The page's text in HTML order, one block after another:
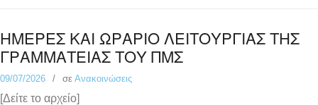
ΗΜΕΡΕΣ ΚΑΙ ΩΡΑΡΙΟ ΛΕΙΤΟΥΡΓΙΑΣ ΤΗΣ
ΓΡΑΜΜΑΤΕΙΑΣ ΤΟΥ ΠΜΣ
09/07/2026 σε Ανακοινώσεις
[Δείτε το αρχείο]